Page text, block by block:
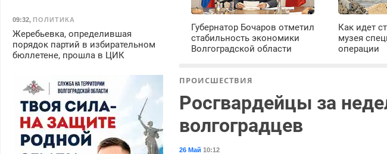
Губернатор Бочаров отметил
стабильность экономики
Волгоградской области
Как идет
музея
операции
ПРОИСШЕСТВИЯ
Росгвардейцы за
волгоградцев
26 Май 10:12
09:32, ПОЛИТИКА
Жеребьевка, определившая
порядок партий в избирательном
бюллетене, прошла в ЦИК